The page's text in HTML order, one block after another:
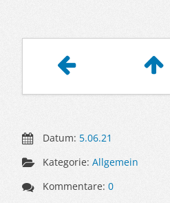
Datum: 5.06.21
Kategorie:Allgemein
Kommentare:0